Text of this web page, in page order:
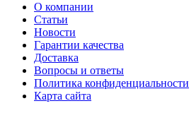
О компании
Статьи
Новости
Гарантии качества
Доставка
Вопросы и ответы
Политика конфиденциальности
Карта сайта